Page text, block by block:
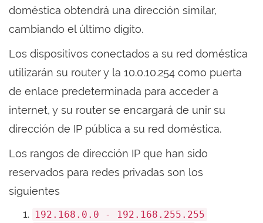
doméstica obtendrá una dirección similar,
cambiando el último dígito.
Los dispositivos conectados a su red doméstica
utilizarán su router y la 10.0.10.254 como puerta
de enlace predeterminada para acceder a
internet, y su router se encargará de unir su
dirección de IP pública a su red doméstica.
Los rangos de dirección IP que han sido
reservados para redes privadas son los
siguientes
192.168.0.0 - 192.168.255.255